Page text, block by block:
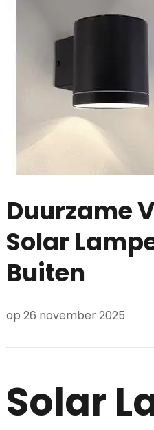
Duurzame
Solar
Buiten
op 26 november 2025
Solar